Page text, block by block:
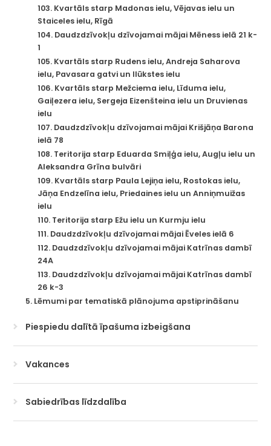
103. Kvartāls starp Madonas ielu, Vējavas ielu un
Staiceles ielu, Rīgā
104. Daudzdzīvokļu dzīvojamai mājai Mēness ielā 21 k-
1
105. Kvartāls starp Rudens ielu, Andreja Saharova
ielu, Pavasara gatvi un Ilūkstes ielu
106. Kvartāls starp Mežciema ielu, Līduma ielu,
Gaiļezera ielu, Sergeja Eizenšteina ielu un Druvienas
ielu
107. Daudzdzīvokļu dzīvojamai mājai Krišjāņa Barona
ielā 78
108. Teritorija starp Eduarda Smiļģa ielu, Augļu ielu un
Aleksandra Grīna bulvāri
109. Kvartāls starp Paula Lejiņa ielu, Rostokas ielu,
Jāņa Endzelīna ielu, Priedaines ielu un Anniņmuižas
ielu
110. Teritorija starp Ežu ielu un Kurmju ielu
111. Daudzdzīvokļu dzīvojamai mājai Ēveles ielā 6
112. Daudzdzīvokļu dzīvojamai mājai Katrīnas dambī
24A
113. Daudzdzīvokļu dzīvojamai mājai Katrīnas dambī
26 k-3
5. Lēmumi par tematiskā plānojuma apstiprināšanu
Piespiedu dalītā īpašuma izbeigšana
Vakances
Sabiedrības līdzdalība